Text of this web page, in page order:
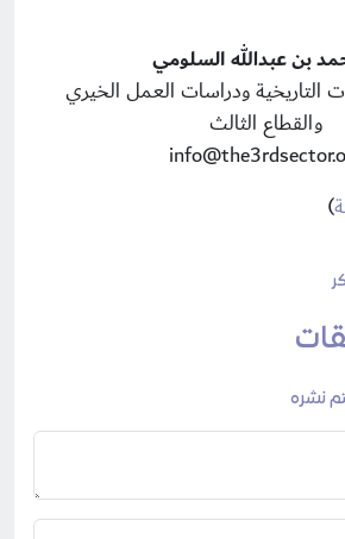
بن عبدالله السلومي
التاريخية ودراسات العمل الخيري
والقطاع الثالث
)
نشره